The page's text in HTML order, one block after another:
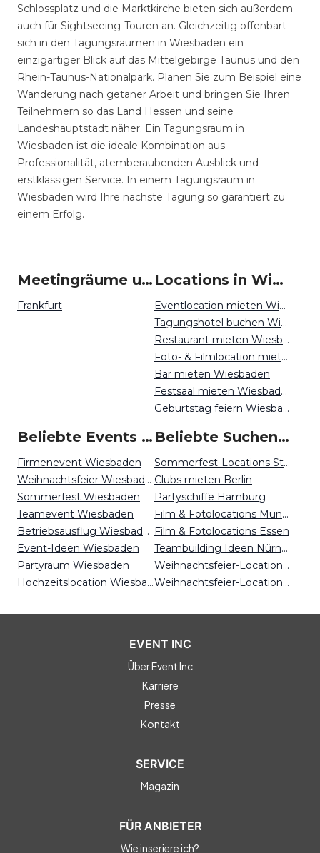
Schlossplatz und die Marktkirche bieten sich außerdem
auch für Sightseeing-Touren an. Gleichzeitig offenbart
sich in den Tagungsräumen in Wiesbaden ein
einzigartiger Blick auf das Mittelgebirge Taunus und den
Rhein-Taunus-Nationalpark. Planen Sie zum Beispiel eine
Wanderung nach getaner Arbeit und bringen Sie Ihren
Teilnehmern so das Land Hessen und seine
Landeshauptstadt näher. Ein Tagungsraum in
Wiesbaden ist die ideale Kombination aus
Professionalität, atemberaubenden Ausblick und
erstklassigen Service. In einem Tagungsraum in
Wiesbaden wird Ihre nächste Tagung so garantiert zu
einem Erfolg.
Meetingräume um Wiesbaden
Frankfurt
Locations in Wiesbaden mieten
Eventlocation mieten Wiesbaden
Tagungshotel buchen Wiesbaden
Restaurant mieten Wiesbaden
Foto- & Filmlocation mieten Wiesbaden
Bar mieten Wiesbaden
Festsaal mieten Wiesbaden
Geburtstag feiern Wiesbaden
Beliebte Events in Wiesbaden
Firmenevent Wiesbaden
Weihnachtsfeier Wiesbaden
Sommerfest Wiesbaden
Teamevent Wiesbaden
Betriebsausflug Wiesbaden
Event-Ideen Wiesbaden
Partyraum Wiesbaden
Hochzeitslocation Wiesbaden
Beliebte Suchen auf Event Inc
Sommerfest-Locations Stuttgart
Clubs mieten Berlin
Partyschiffe Hamburg
Film & Fotolocations München
Film & Fotolocations Essen
Teambuilding Ideen Nürnberg
Weihnachtsfeier-Locations Leipzig
Weihnachtsfeier-Locations Bremen
EVENT INC
Über Event Inc
Karriere
Presse
Kontakt
SERVICE
Magazin
FÜR ANBIETER
Wie inseriere ich?